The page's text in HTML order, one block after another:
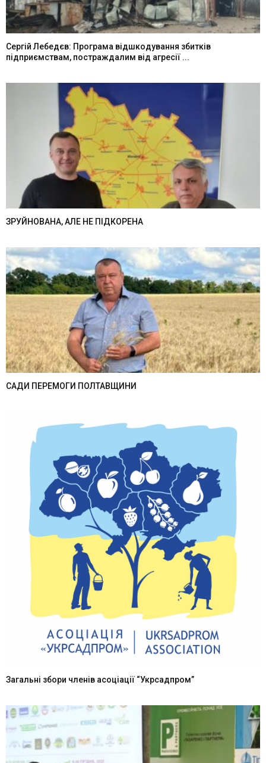
Сергій Лебедєв: Програма відшкодування збитків
підприємствам, постраждалим від агресії ...
ЗРУЙНОВАНА, АЛЕ НЕ ПІДКОРЕНА
САДИ ПЕРЕМОГИ ПОЛТАВЩИНИ
Загальні збори членів асоціації “Укрсадпром”